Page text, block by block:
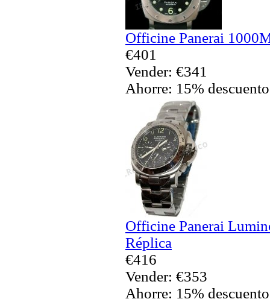
Officine Panerai
€401
Vender: €341
Ahorre: 15% descuento
Officine Panerai
Réplica
€416
Vender: €353
Ahorre: 15% descuento